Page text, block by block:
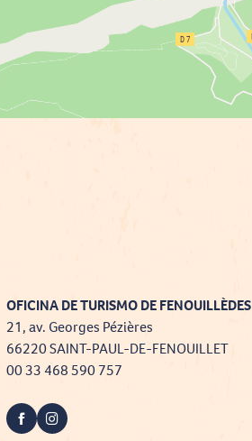
OFICINA DE TURISMO DE FENOUILLÈDES
21, av. Georges Pézières
66220 SAINT-PAUL-DE-FENOUILLET
00 33 468 590 757